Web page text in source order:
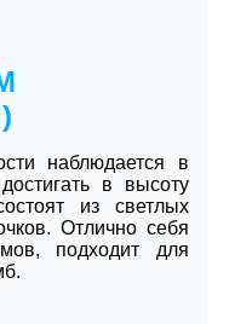
наблюдается в
в высоту
из светлых
Отлично себя
подходит для